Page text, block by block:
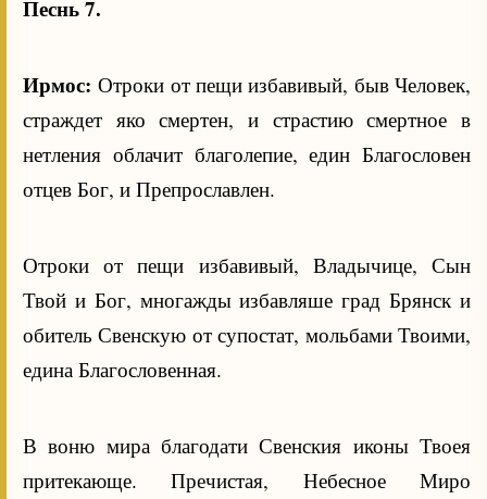
Песнь 7.
Ирмос:Отроки от пещи избавивый, быв Человек,
страждет яко смертен, и страстию смертное в
нетления облачит благолепие, един Благословен
отцев Бог, и Препрославлен.
Отроки от пещи избавивый, Владычице, Сын
Твой и Бог, многажды избавляше град Брянск и
обитель Свенскую от супостат, мольбами Твоими,
едина Благословенная.
В воню мира благодати Свенския иконы Твоея
притекающе. Пречистая, Небесное Миро